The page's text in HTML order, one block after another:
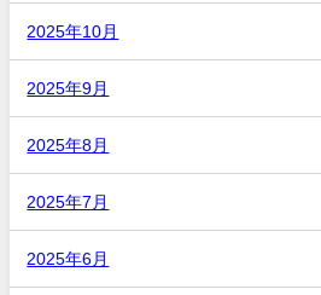
2025年10月
2025年9月
2025年8月
2025年7月
2025年6月